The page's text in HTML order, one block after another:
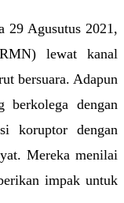
29 Agusutus 2021,
lewat kanal
bersuara. Adapun
berkolega dengan
koruptor dengan
Mereka menilai
impak untuk